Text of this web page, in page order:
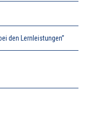
den Lernleistungen”